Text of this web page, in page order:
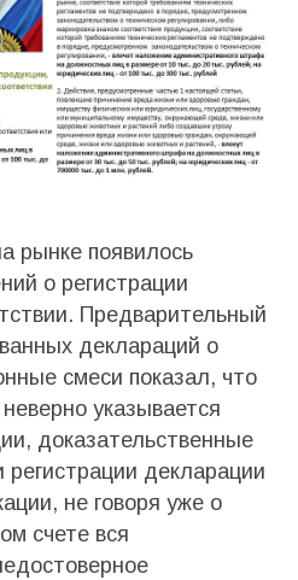
рынке появилось
о регистрации
Предварительный
деклараций о
смеси показал, что
указывается
доказательственные
декларации
не говоря уже о
счете вся